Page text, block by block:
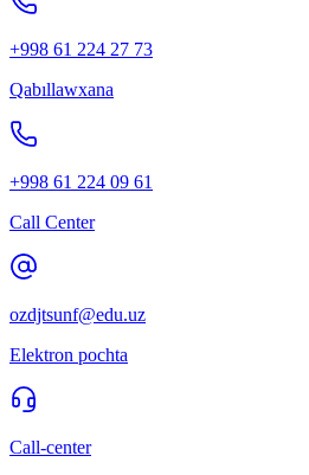
+998 61 224 27 73
Qabıllawxana
+998 61 224 09 61
Call Center
ozdjtsunf@edu.uz
Elektron pochta
Call-center